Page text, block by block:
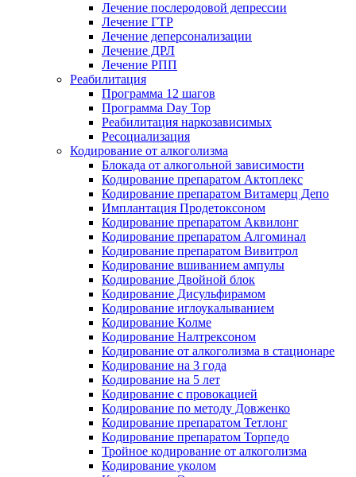
Лечение послеродовой депрессии
Лечение ГТР
Лечение деперсонализации
Лечение ДРЛ
Лечение РПП
Реабилитация
Программа 12 шагов
Программа Day Top
Реабилитация наркозависимых
Ресоциализация
Кодирование от алкоголизма
Блокада от алкогольной зависимости
Кодирование препаратом Актоплекс
Кодирование препаратом Витамерц Депо
Имплантация Продетоксоном
Кодирование препаратом Аквилонг
Кодирование препаратом Алгоминал
Кодирование препаратом Вивитрол
Кодирование вшиванием ампулы
Кодирование Двойной блок
Кодирование Дисульфирамом
Кодирование иглоукалыванием
Кодирование Колме
Кодирование Налтрексоном
Кодирование от алкоголизма в стационаре
Кодирование на 3 года
Кодирование на 5 лет
Кодирование с провокацией
Кодирование по методу Довженко
Кодирование препаратом Тетлонг
Кодирование препаратом Торпедо
Тройное кодирование от алкоголизма
Кодирование уколом